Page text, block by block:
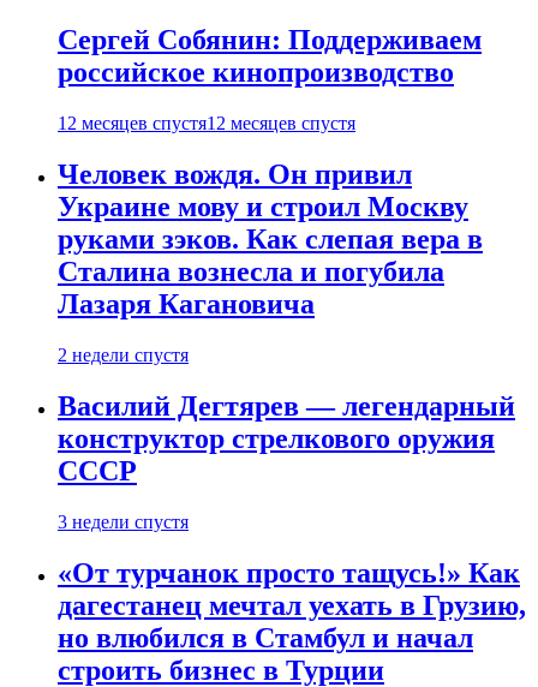
Сергей Собянин: Поддерживаем
российское кинопроизводство
12 месяцев спустя12 месяцев спустя
Человек вождя. Он привил
Украине мову и строил Москву
руками зэков. Как слепая вера в
Сталина вознесла и погубила
Лазаря Кагановича
2 недели спустя
Василий Дегтярев — легендарный
конструктор стрелкового оружия
СССР
3 недели спустя
«От турчанок просто тащусь!» Как
дагестанец мечтал уехать в Грузию,
но влюбился в Стамбул и начал
строить бизнес в Турции